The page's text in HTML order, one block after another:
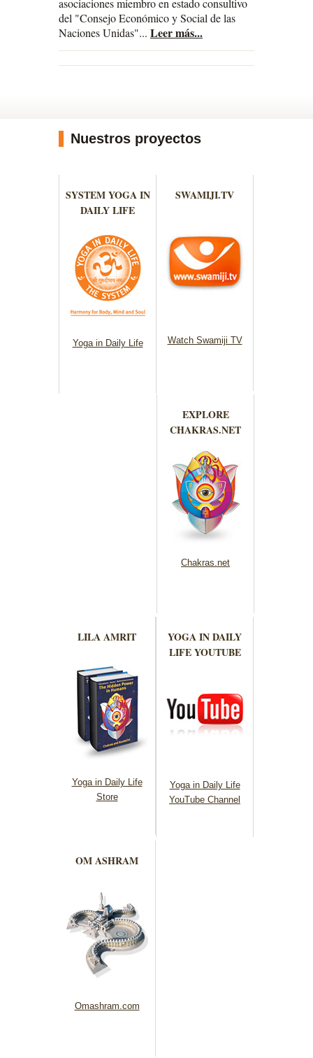
asociaciones miembro en estado consultivo
del "Consejo Económico y Social de las
Naciones Unidas"... Leer más...
Nuestros proyectos
SYSTEM YOGA IN
DAILY LIFE
Yoga in Daily Life
SWAMIJI.TV
Watch Swamiji TV
EXPLORE
CHAKRAS.NET
Chakras.net
LILA AMRIT
Yoga in Daily Life
Store
YOGA IN DAILY
LIFE YOUTUBE
Yoga in Daily Life
YouTube Channel
OM ASHRAM
Omashram.com